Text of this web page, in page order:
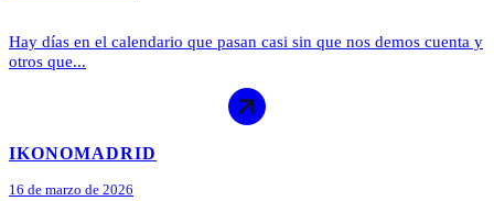
Hay días en el calendario que pasan casi sin que nos demos cuenta y
otros que...
IKONOMADRID
16 de marzo de 2026